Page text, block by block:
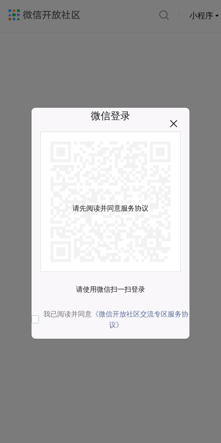
小程序
微信登录
请先阅读并同意服务协议
请使用微信扫一扫登录
我已阅读并同意 《微信开放社区交流专区服务协
议》